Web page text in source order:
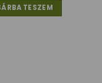
TESZEM